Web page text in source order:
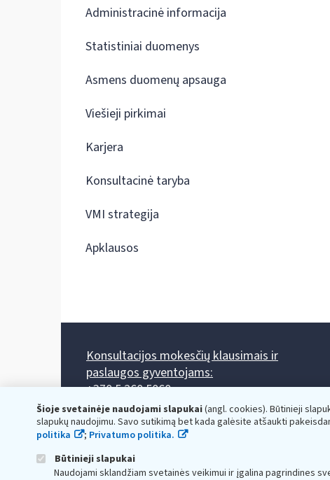
Šioje svetainėje naudojami slapukai(angl. cookies). Būtinieji
slapukų naudojimu. Savo sutikimą bet kada galėsite atšaukti
politika
; Privatumo politika.
Būtinieji slapukai
Naudojami sklandžiam svetainės veikimui ir įgalina pagrindines
Administracinė informacija
Statistiniai duomenys
Asmens duomenų apsauga
Viešieji pirkimai
Karjera
Konsultacinė taryba
VMI strategija
Apklausos
Konsultacijos mokesčių klausimais ir
paslaugos gyventojams:
+370 5 260 5060
Darbo laikas: I-IV 8.00-17.00, V 8.00-15.45.
Prieššventinę dieną - viena valanda trumpiau.
Kiekvieno mėnesio antrą penktadienį 8.00 val. - 12.00 val.
Mano VMI